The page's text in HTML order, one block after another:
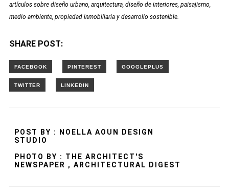
artículos sobre diseño urbano, arquitectura, diseño de interiores, paisajismo,
medio ambiente, propiedad inmobiliaria y desarrollo sostenible.
SHARE POST:
POST BY : NOELLA AOUN DESIGN
STUDIO
PHOTO BY : THE ARCHITECT'S
NEWSPAPER , ARCHITECTURAL DIGEST